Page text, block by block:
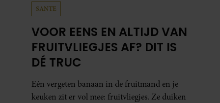
SANTE
VOOR EENS EN ALTIJD VAN
FRUITVLIEGJES AF? DIT IS
DÉ TRUC
Eén vergeten banaan in de fruitmand en je
keuken zit er vol mee: fruitvliegjes. Ze duiken